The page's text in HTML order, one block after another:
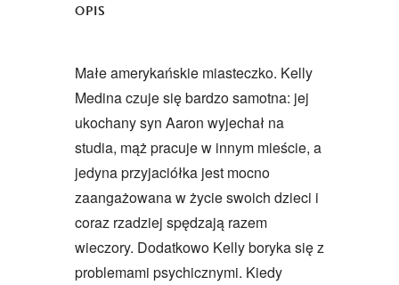
OPIS
Małe amerykańskie miasteczko. Kelly
Medina czuje się bardzo samotna: jej
ukochany syn Aaron wyjechał na
studia, mąż pracuje w innym mieście, a
jedyna przyjaciółka jest mocno
zaangażowana w życie swoich dzieci i
coraz rzadziej spędzają razem
wieczory. Dodatkowo Kelly boryka się z
problemami psychicznymi. Kiedy